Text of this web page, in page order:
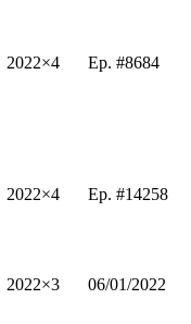
2022×4 Ep. #8684
2022×4 Ep. #14258
2022×3 06/01/2022